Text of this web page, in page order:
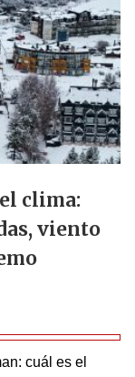
clima:
viento
cuál es el